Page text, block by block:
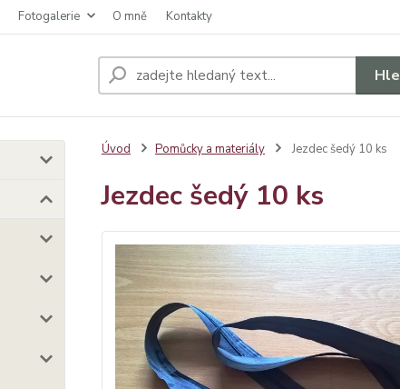
Fotogalerie O mně Kontakty
Úvod Pomůcky a materiály Jezdec šedý 10 ks
Jezdec šedý 10 ks